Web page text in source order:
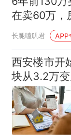
在卖60万，
长腿嗑叽君 APP
西安楼市开
块从3.2万